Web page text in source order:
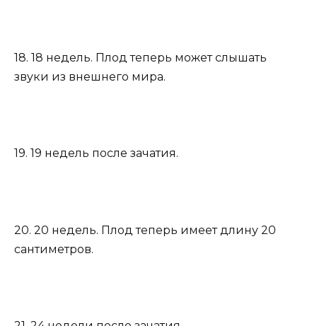
18. 18 недель. Плод теперь может слышать
звуки из внешнего мира.
19. 19 недель после зачатия.
20. 20 недель. Плод теперь имеет длину 20
сантиметров.